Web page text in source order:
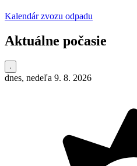
Kalendár zvozu odpadu
Aktuálne počasie
dnes, nedeľa 9. 8. 2026